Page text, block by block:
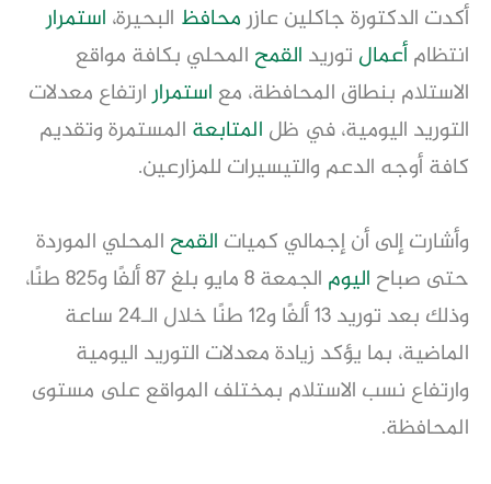
أكدت الدكتورة جاكلين عازرمحافظ البحيرة، استمرار
انتظامأعمال توريد القمح المحلي بكافة مواقع
الاستلام بنطاق المحافظة، معاستمرارارتفاع معدلات
التوريد اليومية، في ظل المتابعة المستمرة وتقديم
كافة أوجه الدعم والتيسيرات للمزارعين.
وأشارت إلى أن إجمالي كميات القمح المحلي الموردة
حتى صباح اليوم
الجمعة 8 مايو بلغ 87 ألفًا و825 طنًا،
وذلك بعد توريد 13 ألفًا و12 طنًا خلال الـ24 ساعة
الماضية، بما يؤكد زيادة معدلات التوريد اليومية
وارتفاع نسب الاستلام بمختلف المواقع على مستوى
المحافظة.